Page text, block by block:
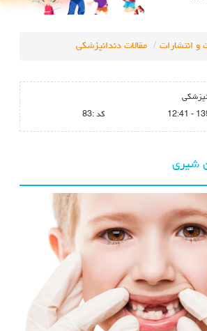
و انتشارات مقالات دندانپزشکی
كد :83
شیری